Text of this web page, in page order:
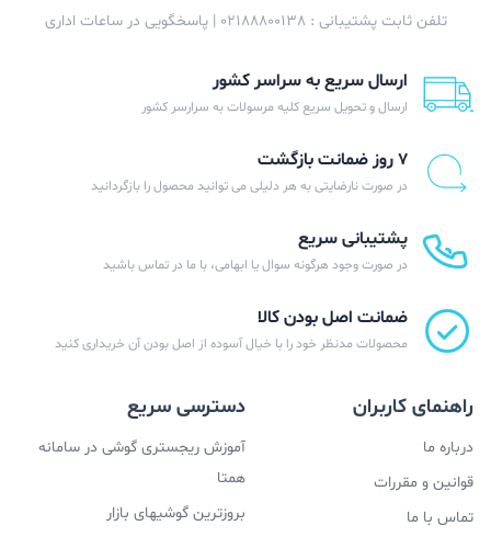
تلفن ثابت پشتیبانی : 02188800138 | پاسخگویی در ساعات اداری
ارسال سریع به سراسر کشور
ارسال و تحویل سریع کلیه مرسولات به سرارسر کشور
۷ روز ضمانت بازگشت
در صورت نارضایتی به هر دلیلی می توانید محصول را بازگردانید
پشتیبانی سریع
در صورت وجود هرگونه سوال یا ابهامی، با ما در تماس باشید
ضمانت اصل بودن کالا
محصولات مدنظر خود را با خیال آسوده از اصل بودن آن خریداری کنید
راهنمای کاربران
درباره ما
قوانین و مقررات
تماس با ما
دسترسی سریع
آموزش ریجستری گوشی در سامانه
همتا
بروزترین گوشیهای بازار